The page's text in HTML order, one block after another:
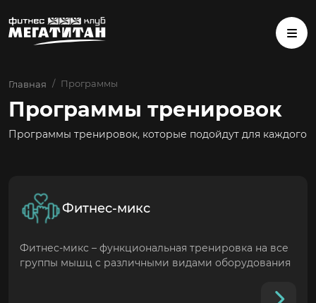
Главная Программы
Программы тренировок
Программы тренировок, которые подойдут для каждого
Фитнес-микс
Фитнес-микс – функциональная тренировка на все
группы мышц с различными видами оборудования